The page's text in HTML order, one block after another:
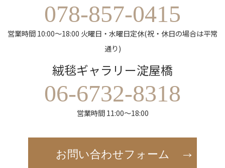
078-857-0415
営業時間 10:00～18:00 火曜日・水曜日定休(祝・休日の場合は平常
通り)
絨毯ギャラリー淀屋橋
06-6732-8318
営業時間 11:00～18:00
お問い合わせフォーム